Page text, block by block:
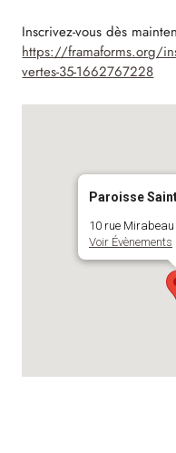
Inscrivez-vous dès
https://framaforms.org/
vertes-35-1662767228
Paroisse
10 rue Mirabeau
Voir Évènements